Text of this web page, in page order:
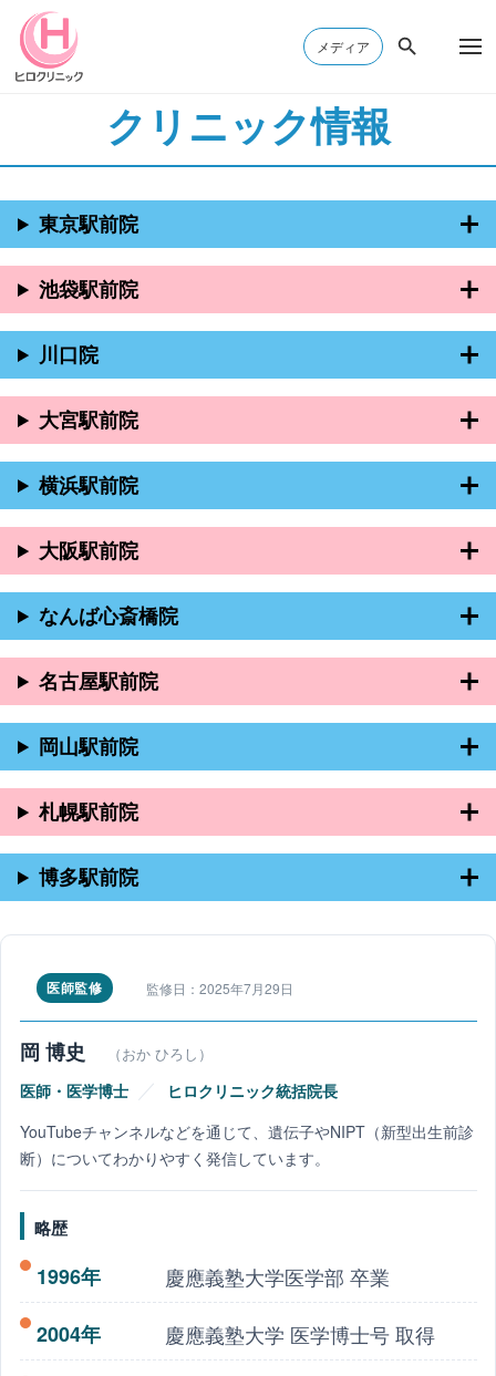
メディア
クリニック情報
東京駅前院
池袋駅前院
川口院
大宮駅前院
横浜駅前院
大阪駅前院
なんば心斎橋院
名古屋駅前院
岡山駅前院
札幌駅前院
博多駅前院
医師監修 監修日：2025年7月29日
岡 博史 （おか ひろし）
医師・医学博士 ／
ヒロクリニック統括院長
YouTubeチャンネルなどを通じて、遺伝子やNIPT（新型出生前診
断）についてわかりやすく発信しています。
略歴
1996年 慶應義塾大学医学部 卒業
2004年 慶應義塾大学 医学博士号 取得